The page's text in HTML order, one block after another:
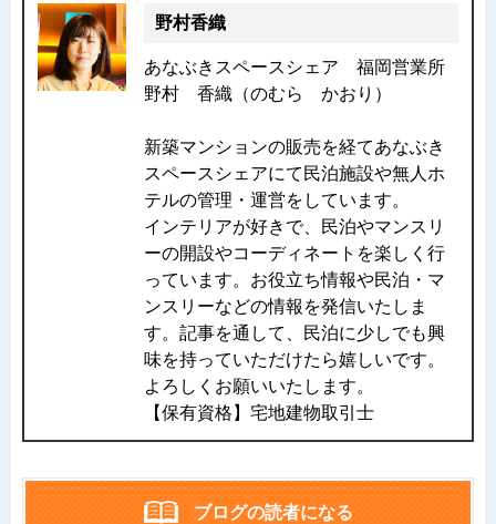
野村香織
あなぶきスペースシェア 福岡営業所
野村 香織（のむら かおり）
新築マンションの販売を経てあなぶき
スペースシェアにて民泊施設や無人ホ
テルの管理・運営をしています。
インテリアが好きで、民泊やマンスリ
ーの開設やコーディネートを楽しく行
っています。お役立ち情報や民泊・マ
ンスリーなどの情報を発信いたしま
す。記事を通して、民泊に少しでも興
味を持っていただけたら嬉しいです。
よろしくお願いいたします。
【保有資格】宅地建物取引士
ブログの読者になる